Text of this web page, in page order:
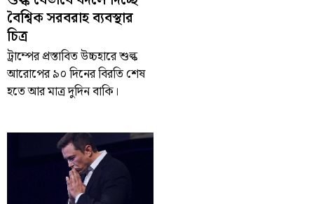
বৈশ্বিক সরবরাহ ব্যবস্থার
চিত্র
ট্রাম্পের প্রস্তাবিত উচ্চহারে শুল্ক
আরোপের ৯০ দিনের বিরতি শেষ
হতে আর মাত্র দুদিন বাকি।